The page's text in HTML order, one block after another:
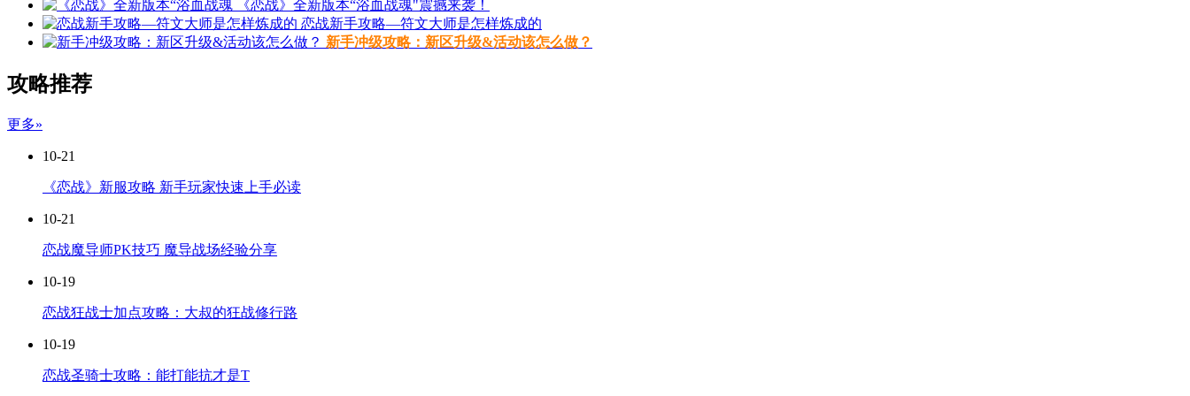
《恋战》全新版本“浴血战魂"震撼来袭！
恋战新手攻略—符文大师是怎样炼成的
新手冲级攻略：新区升级&活动该怎么做？
攻略推荐
更多»
10-21
《恋战》新服攻略 新手玩家快速上手必读
10-21
恋战魔导师PK技巧 魔导战场经验分享
10-19
恋战狂战士加点攻略：大叔的狂战修行路
10-19
恋战圣骑士攻略：能打能抗才是T